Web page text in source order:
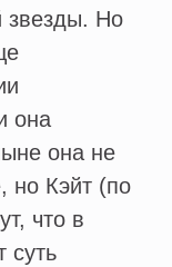
звезды. Но
она
она не
но Кэйт (по
что в
суть